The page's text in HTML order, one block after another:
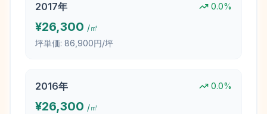
2017年 0.0%
¥26,300 /㎡
坪単価: 86,900円/坪
2016年 0.0%
¥26,300 /㎡